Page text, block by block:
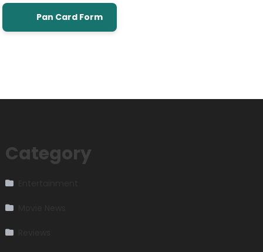
Pan Card Form
Category